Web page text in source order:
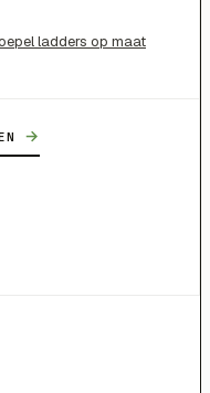
ladders op maat
→